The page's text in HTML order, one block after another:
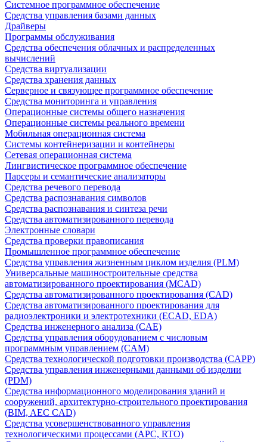
Системное программное обеспечение
Средства управления базами данных
Драйверы
Программы обслуживания
Средства обеспечения облачных и распределенных
вычислений
Средства виртуализации
Средства хранения данных
Серверное и связующее программное обеспечение
Средства мониторинга и управления
Операционные системы общего назначения
Операционные системы реального времени
Мобильная операционная система
Системы контейнеризации и контейнеры
Сетевая операционная система
Лингвистическое программное обеспечение
Парсеры и семантические анализаторы
Средства речевого перевода
Средства распознавания символов
Средства распознавания и синтеза речи
Средства автоматизированного перевода
Электронные словари
Средства проверки правописания
Промышленное программное обеспечение
Средства управления жизненным циклом изделия (PLM)
Универсальные машиностроительные средства
автоматизированного проектирования (MCAD)
Средства автоматизированного проектирования (CAD)
Средства автоматизированного проектирования для
радиоэлектроники и электротехники (ECAD, EDA)
Средства инженерного анализа (CAE)
Средства управления оборудованием с числовым
программным управлением (CAM)
Средства технологической подготовки производства (CAPP)
Средства управления инженерными данными об изделии
(PDM)
Средства информационного моделирования зданий и
сооружений, архитектурно-строительного проектирования
(BIM, AEC CAD)
Средства усовершенствованного управления
технологическими процессами (APC, RTO)